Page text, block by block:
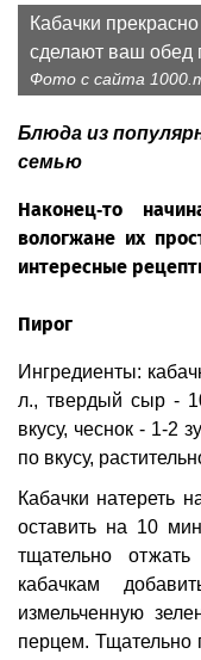
Кабачки
сделают ваш обед
Фото с сайта
Блюда из
семью
Наконец-то
вологжане их
интересные
Пирог
Ингредиенты:
л., твердый сыр -
вкусу, чеснок - 1-2
по вкусу,
Кабачки натереть
оставить на 10
тщательно
кабачкам
измельченную
перцем. Тщательно